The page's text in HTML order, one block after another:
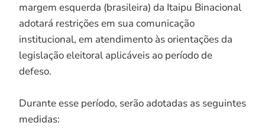
margem esquerda (brasileira) da Itaipu Binacional
adotará restrições em sua comunicação
institucional, em atendimento às orientações da
legislação eleitoral aplicáveis ao período de
defeso.
Durante esse período, serão adotadas as seguintes
medidas: